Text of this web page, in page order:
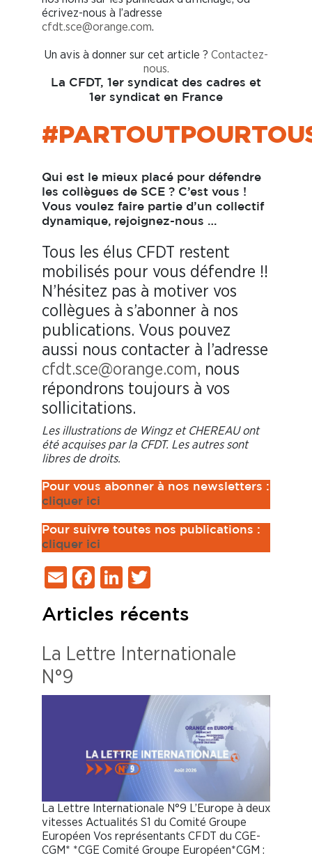
écrivez-nous à l’adresse
cfdt.sce@orange.com.
Un avis à donner sur cet article ? Contactez-
nous.
La CFDT, 1er syndicat des cadres et
1er syndicat en France
Qui est le mieux placé pour défendre
les collègues de SCE ? C’est vous !
Vous voulez faire partie d’un collectif
dynamique, rejoignez-nous …
Tous les élus CFDT restent
mobilisés pour vous défendre !!
N’hésitez pas à motiver vos
collègues à s’abonner à nos
publications. Vous pouvez
aussi nous contacter à l’adresse
cfdt.sce@orange.com, nous
répondrons toujours à vos
sollicitations.
Les illustrations de Wingz et CHEREAU ont
été acquises par la CFDT. Les autres sont
libres de droits.
Pour vous abonner à nos newsletters :
cliquer ici
Pour suivre toutes nos publications :
cliquer ici
EmailFacebook
LinkedIn
Articles récents
La Lettre Internationale
N°9
La Lettre Internationale N°9 L’Europe à deux
vitesses Actualités S1 du Comité Groupe
Européen Vos représentants CFDT du CGE-
CGM* *CGE Comité Groupe Européen*CGM :